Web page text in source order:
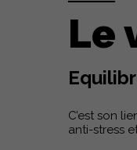
Le
C’est son
anti-stress